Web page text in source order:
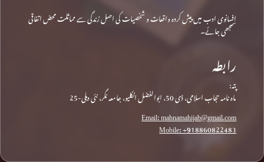
افسانوی ادب میں پیش کردہ واقعات و شخصیات کی اصل زندگی سے مماثلت محض اتفاقی
سمجھی جائے۔
رابطہ
پتہ:
ماہ نامہ حجاب اسلامی، ڈی 50، ابوالفضل انکلیو، جامعہ نگر، نئی دہلی-25
Email: mahnamahijab@gmail.com
Mobile: +918860822483